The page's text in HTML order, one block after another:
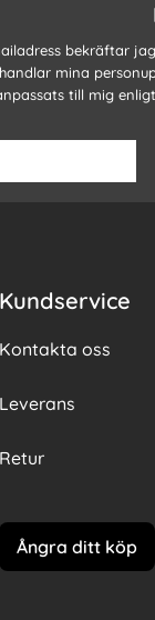
bekräftar
mina
till mig
Kundservice
Kontakta oss
Leverans
Retur
Ångra ditt köp